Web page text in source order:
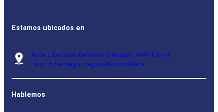
Estamos ubicados en
Avda. Libertador Bernardo O’Higgins 1449 Torre 4
Piso 16, Santiago, Región Metropolitana.
Hablemos